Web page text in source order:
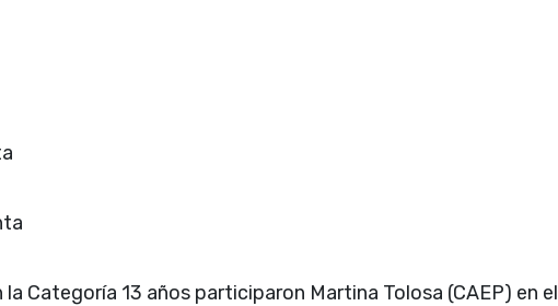
Categoría 13 años participaron Martina Tolosa (CAEP) en el